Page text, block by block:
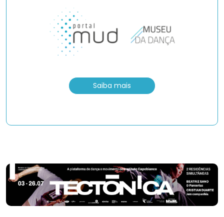
Saiba mais